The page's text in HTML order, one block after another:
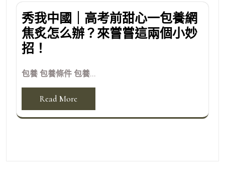
秀我中國｜高考前甜心一包養網
焦炙怎么辦？來嘗嘗這兩個小妙
招！
包養 包養條件 包養...
Read More